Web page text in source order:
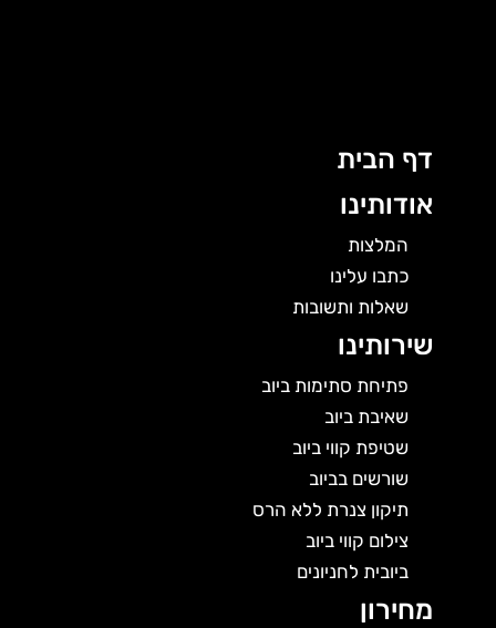
דף הבית
אודותינו
המלצות
כתבו עלינו
שאלות ותשובות
שירותינו
פתיחת סתימות ביוב
שאיבת ביוב
שטיפת קווי ביוב
שורשים בביוב
תיקון צנרת ללא הרס
צילום קווי ביוב
ביובית לחניונים
מחירון